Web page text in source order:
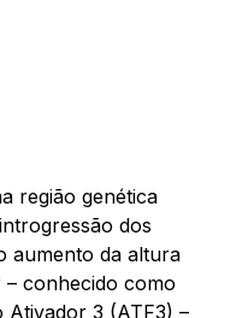
região genética
dos
aumento da altura
conhecido como
Ativador 3 (ATF3) –